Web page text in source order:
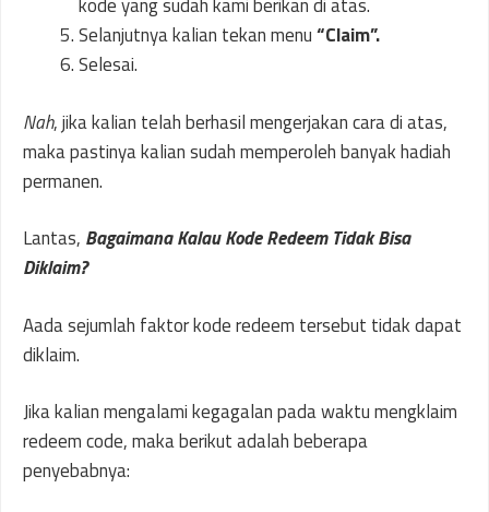
Selanjutnya kalian tekan menu“Claim”.
Selesai.
Nah, jika kalian telah berhasil mengerjakan cara di atas,
maka pastinya kalian sudah memperoleh banyak hadiah
permanen.
Lantas, Bagaimana Kalau Kode Redeem Tidak Bisa
Diklaim?
Aada sejumlah faktor kode redeem tersebut tidak dapat
diklaim.
Jika kalian mengalami kegagalan pada waktu mengklaim
redeem code, maka berikut adalah beberapa
penyebabnya: